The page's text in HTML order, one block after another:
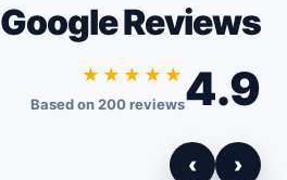
Google Reviews
4.9
★★★★★
Based on 200 reviews
‹
›